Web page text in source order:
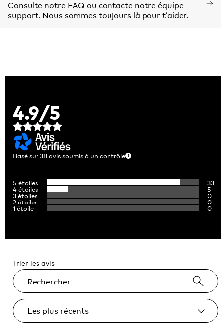
Consulte notre FAQ ou contacte notre équipe
support. Nous sommes toujours là pour t’aider.
4.9/5
Basé sur38avis soumis à un contrôle
5 étoiles 33
4étoiles 5
3étoiles 0
2étoiles 0
1étoile 0
Trier les avis